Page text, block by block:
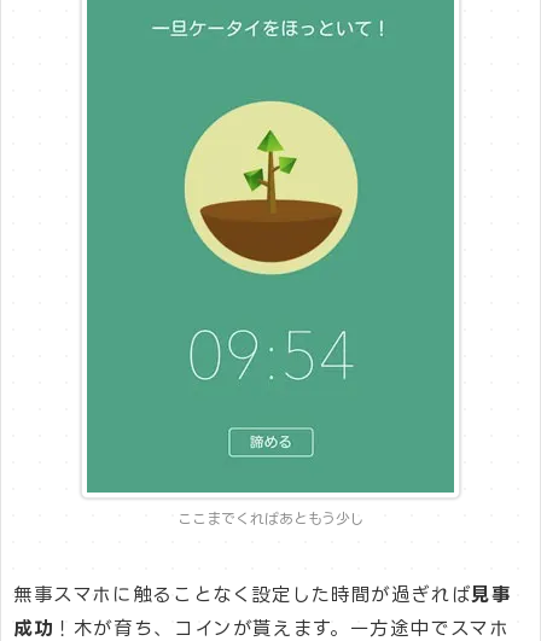
ここまでくればあともう少し
無事スマホに触ることなく設定した時間が過ぎれば見事
成功 ！木が育ち、コインが貰えます。一方途中でスマホ